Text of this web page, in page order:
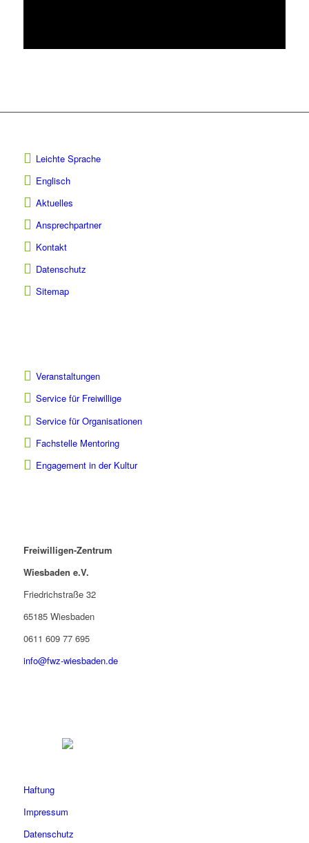
Leichte Sprache
Englisch
Aktuelles
Ansprechpartner
Kontakt
Datenschutz
Sitemap
Veranstaltungen
Service für Freiwillige
Service für Organisationen
Fachstelle Mentoring
Engagement in der Kultur
Freiwilligen-Zentrum
Wiesbaden e.V.
Friedrichstraße 32
65185 Wiesbaden
0611 609 77 695
info@fwz-wiesbaden.de
Haftung
Impressum
Datenschutz